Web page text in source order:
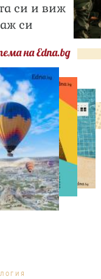
си и виж
си
на Edna.bg
за 6
четвъртък